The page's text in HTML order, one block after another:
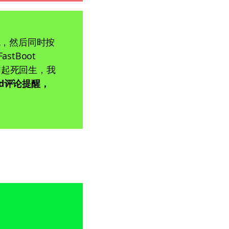
然后同时按
死回生，我
论提醒，